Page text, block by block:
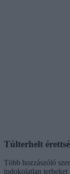
Túlterhelt
Több hozzászóló
indokolatlan